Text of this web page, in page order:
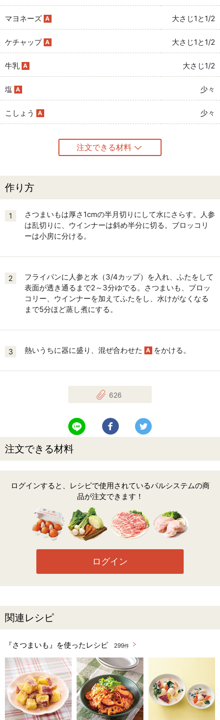
マヨネーズ A 大さじ1と1/2
ケチャップ A 大さじ1と1/2
牛乳 A 大さじ1/2
塩 A 少々
こしょう A 少々
注文できる材料
作り方
1
さつまいもは厚さ1cmの半月切りにして水にさらす。人参
は乱切りに、ウインナーは斜め半分に切る。ブロッコリ
ーは小房に分ける。
2
フライパンに人参と水（3/4カップ）を入れ、ふたをして
表面が透き通るまで2～3分ゆでる。さつまいも、ブロッ
コリー、ウインナーを加えてふたをし、水けがなくなる
まで5分ほど蒸し煮にする。
3 熱いうちに器に盛り、混ぜ合わせた A をかける。
626
LINEで送る Facebookでシェアする
注文できる材料
ログインすると、レシピで使用されているパルシステムの商
品が注文できます！
ログイン
関連レシピ
『さつまいも』を使ったレシピ 299件